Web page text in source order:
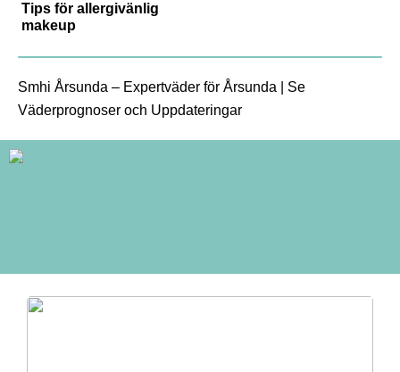
Tips för allergivänlig
makeup
Smhi Årsunda – Expertväder för Årsunda | Se
Väderprognoser och Uppdateringar